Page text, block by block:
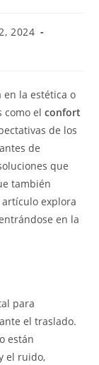
2024
en la estética o
como elconfort
de los
de
que
también
explora
en la
para
el traslado.
están
el ruido,